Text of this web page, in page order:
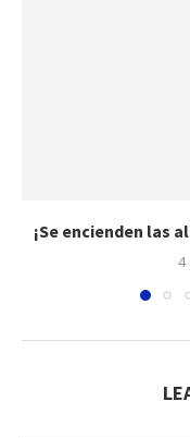
¡Se encienden las
4